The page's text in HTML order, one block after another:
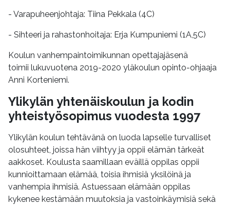
- Varapuheenjohtaja: Tiina Pekkala (4C)
- Sihteeri ja rahastonhoitaja: Erja Kumpuniemi (1A,5C)
Koulun vanhempaintoimikunnan opettajajäsenä
toimii lukuvuotena 2019-2020 yläkoulun opinto-ohjaaja
Anni Korteniemi.
Ylikylän yhtenäiskoulun ja kodin
yhteistyösopimus vuodesta 1997
Ylikylän koulun tehtävänä on luoda lapselle turvalliset
olosuhteet, joissa hän viihtyy ja oppii elämän tärkeät
aakkoset. Koulusta saamillaan eväillä oppilas oppii
kunnioittamaan elämää, toisia ihmisiä yksilöinä ja
vanhempia ihmisiä. Astuessaan elämään oppilas
kykenee kestämään muutoksia ja vastoinkäymisiä sekä